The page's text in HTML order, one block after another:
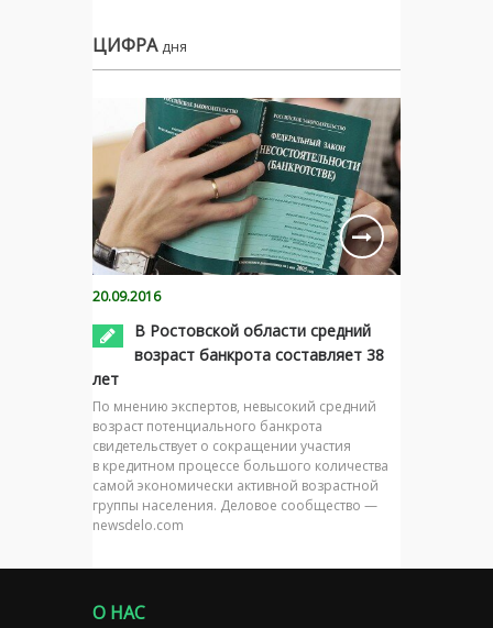
ЦИФРА дня
20.09.2016
В Ростовской области средний
возраст банкрота составляет 38
лет
По мнению экспертов, невысокий средний
возраст потенциального банкрота
свидетельствует о сокращении участия
в кредитном процессе большого количества
самой экономически активной возрастной
группы населения. Деловое сообщество —
newsdelo.com
О НАС